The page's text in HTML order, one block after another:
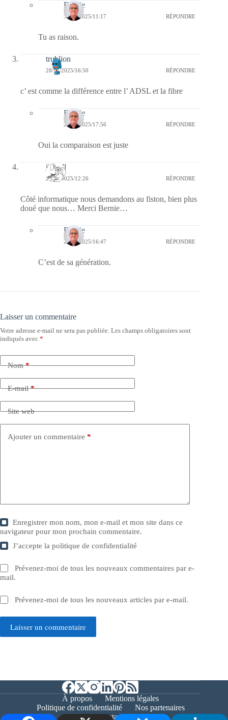
Bernie
30/11/2025/11:17 RÉPONDRE
Tu as raison.
trublion
28/11/2025/16:50 RÉPONDRE
c’ est comme la différence entre l’ ADSL et la fibre
Bernie
28/11/2025/17:56 RÉPONDRE
Oui la comparaison est juste
jill bill
28/11/2025/12:26 RÉPONDRE
Côté informatique nous demandons au fiston, bien plus
doué que nous… Merci Bernie…
Bernie
28/11/2025/16:47 RÉPONDRE
C’est de sa génération.
Laisser un commentaire
Votre adresse e-mail ne sera pas publiée. Les champs obligatoires sont
indiqués avec *
Nom*
E-mail*
Site web
Ajouter un commentaire *
Enregistrer mon nom, mon e-mail et mon site dans ce
navigateur pour mon prochain commentaire.
J’accepte lapolitique de confidentialité
Prévenez-moi de tous les nouveaux commentaires par e-
mail.
Prévenez-moi de tous les nouveaux articles par e-mail.
Laisser un commentaire
À propos
Mentions légales
Politique de confidentialité
Nos partenaires
Contact